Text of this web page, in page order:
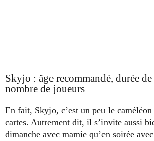
Skyjo : âge recommandé, durée
nombre de joueurs
En fait, Skyjo, c’est un peu le
cartes. Autrement dit, il s’invite aussi
dimanche avec mamie qu’en soirée